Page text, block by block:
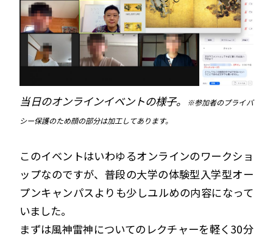
当日のオンラインイベントの様子。
※参加者のプライバ
シー保護のため顔の部分は加工してあります。
このイベントはいわゆるオンラインのワークショ
ップなのですが、普段の大学の体験型入学型オー
プンキャンパスよりも少しユルめの内容になって
いました。
まずは風神雷神についてのレクチャーを軽く30分